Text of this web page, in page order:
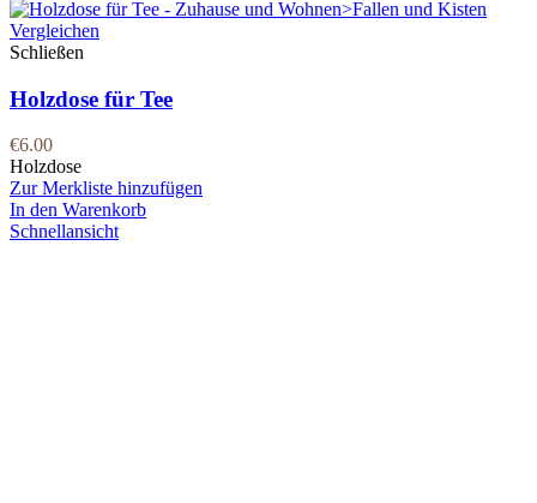
Vergleichen
Schließen
Holzdose für Tee
€6.00
Holzdose
Zur Merkliste hinzufügen
In den Warenkorb
Schnellansicht